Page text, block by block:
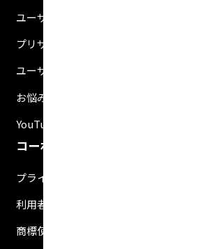
ユーザマニュアル
プリザンター関連ブログ紹介
ユーザの生の声
お悩み解決動画
YouTubeチャンネル
コーポレート
プライバシーポリシー
利用者情報の外部送信について
商標使用ガイドライン